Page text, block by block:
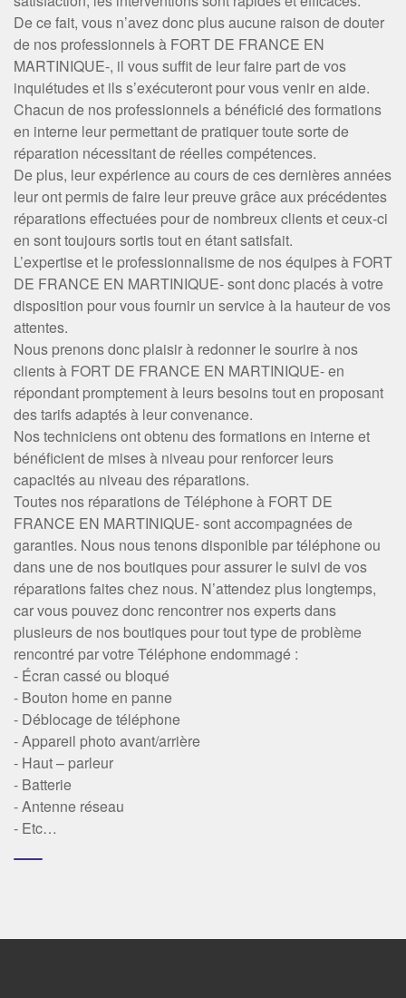
De ce fait, vous n’avez donc plus aucune raison de douter
de nos professionnels à FORT DE FRANCE EN
MARTINIQUE-, il vous suffit de leur faire part de vos
inquiétudes et ils s’exécuteront pour vous venir en aide.
Chacun de nos professionnels a bénéficié des formations
en interne leur permettant de pratiquer toute sorte de
réparation nécessitant de réelles compétences.
De plus, leur expérience au cours de ces dernières années
leur ont permis de faire leur preuve grâce aux précédentes
réparations effectuées pour de nombreux clients et ceux-ci
en sont toujours sortis tout en étant satisfait.
L’expertise et le professionnalisme de nos équipes à FORT
DE FRANCE EN MARTINIQUE- sont donc placés à votre
disposition pour vous fournir un service à la hauteur de vos
attentes.
Nous prenons donc plaisir à redonner le sourire à nos
clients à FORT DE FRANCE EN MARTINIQUE- en
répondant promptement à leurs besoins tout en proposant
des tarifs adaptés à leur convenance.
Nos techniciens ont obtenu des formations en interne et
bénéficient de mises à niveau pour renforcer leurs
capacités au niveau des réparations.
Toutes nos réparations de Téléphone à FORT DE
FRANCE EN MARTINIQUE- sont accompagnées de
garanties. Nous nous tenons disponible par téléphone ou
dans une de nos boutiques pour assurer le suivi de vos
réparations faites chez nous. N’attendez plus longtemps,
car vous pouvez donc rencontrer nos experts dans
plusieurs de nos boutiques pour tout type de problème
rencontré par votre Téléphone endommagé :
- Écran cassé ou bloqué
- Bouton home en panne
- Déblocage de téléphone
- Appareil photo avant/arrière
- Haut – parleur
- Batterie
- Antenne réseau
- Etc…